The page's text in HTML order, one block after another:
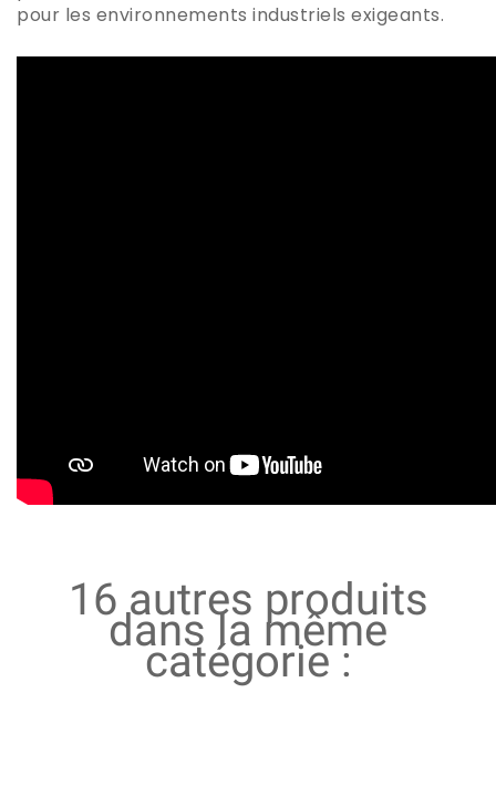
pour les environnements industriels exigeants.
16 autres produits
dans la même
catégorie :